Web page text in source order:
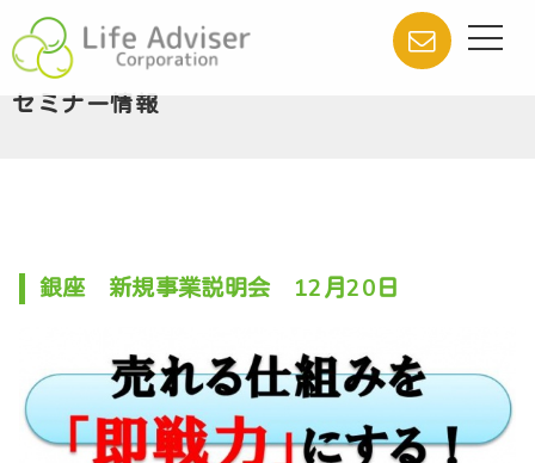
セミナー情報
銀座 新規事業説明会 12月20日